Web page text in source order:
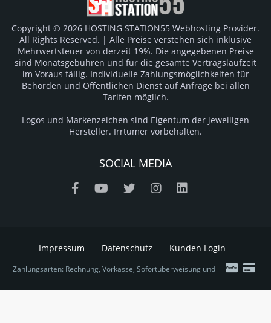
Copyright © 2026 HOSTING STATION55 Webhosting Provider.
All Rights Reserved. | Alle Preise verstehen sich inklusive
Mehrwertsteuer von derzeit 19%. Die angegebenen Preise
sind Monatsgebühren und für die gesamte Vertragslaufzeit
im Voraus fällig. Individuelle Zahlungsmöglichkeiten für
Behörden und Öffentlichen Dienst auf Anfrage bei allen
Tarifen möglich.
Logos und Markenzeichen sind Eigentum der jeweiligen
Hersteller. Irrtümer vorbehalten.
SOCIAL MEDIA
Impressum Datenschutz Kunden Login
Zahlungsarten: Rechnung, Vorkasse, Sofortüberweisung und